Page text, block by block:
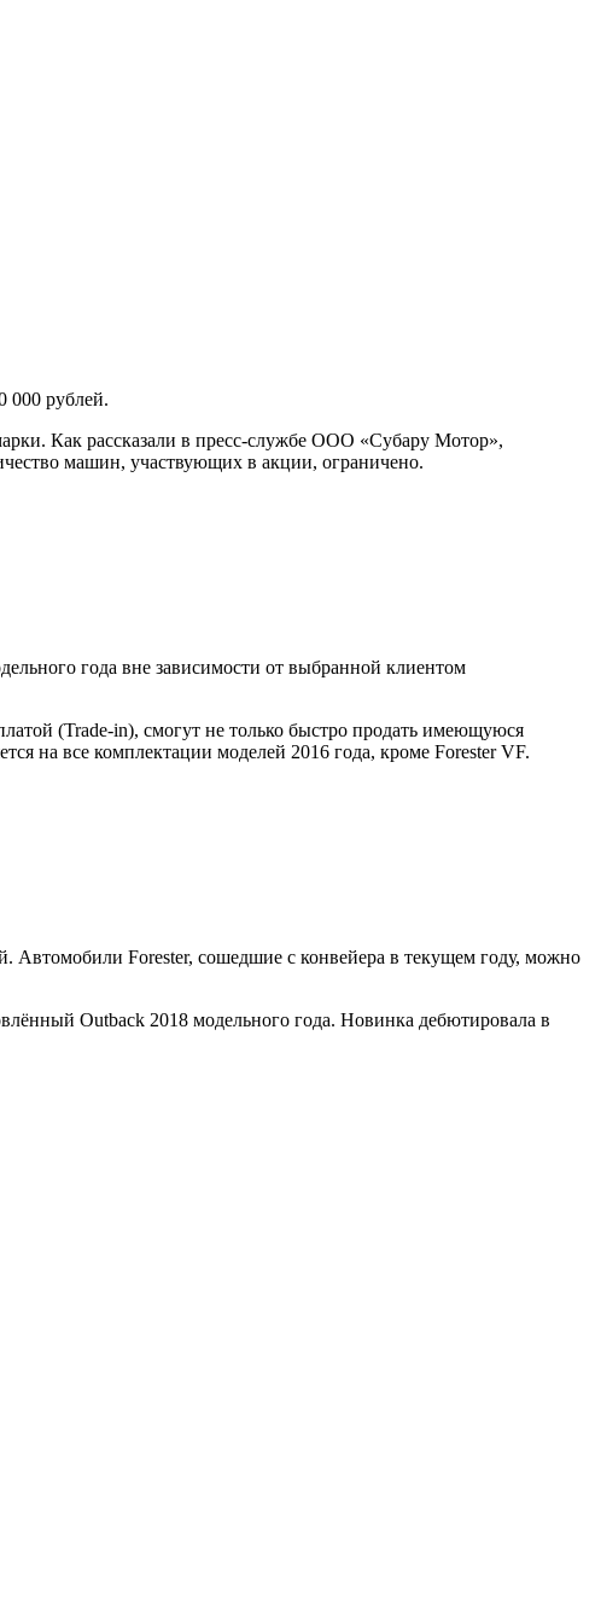
000 рублей.
Как рассказали в пресс-службе ООО «Субару Мотор»,
машин, участвующих в акции, ограничено.
года вне зависимости от выбранной клиентом
(Trade-in), смогут не только быстро продать имеющуюся
на все комплектации моделей 2016 года, кроме Forester VF.
Автомобили Forester, сошедшие с конвейера в текущем году, можно
Outback 2018 модельного года. Новинка дебютировала в